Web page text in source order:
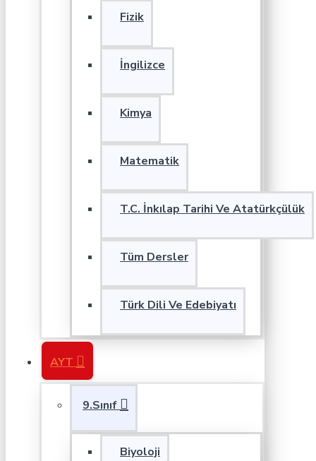
Fizik
İngilizce
Kimya
Matematik
T.C. İnkılap Tarihi Ve Atatürkçülük
Tüm Dersler
Türk Dili Ve Edebiyatı
AYT
9.Sınıf
Biyoloji